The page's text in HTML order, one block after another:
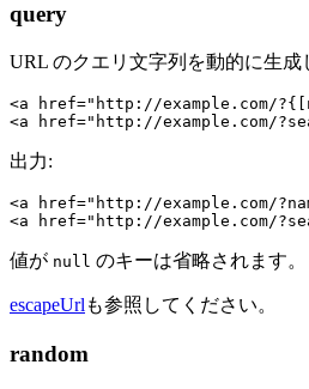
query
URL のクエリ文字列を動的に生成
<a href="http://example.com/
出力:
<a href="http://example.com/
値が null のキーは省略されます。
escapeUrl も参照してください。
random